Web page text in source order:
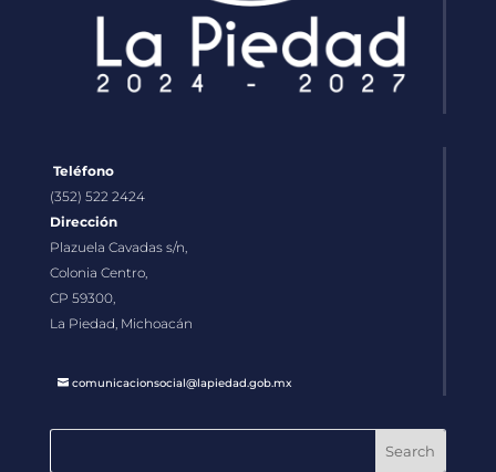
Teléfono
(352) 522 2424
Dirección
Plazuela Cavadas s/n,
Colonia Centro,
CP 59300,
La Piedad, Michoacán
comunicacionsocial@lapiedad.gob.mx